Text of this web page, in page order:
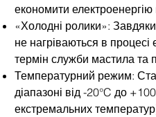
економити електроенергію
«Холодні ролики»:
не нагріваються в
термін служби мастила та
Температурний режим:
діапазоні від -20°C до
екстремальних